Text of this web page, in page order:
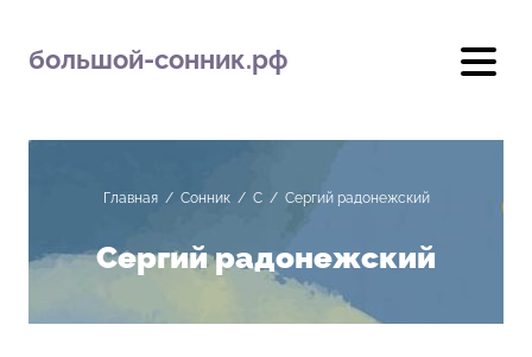
большой-сонник.рф
Главная/ Сонник/ С/ Сергий радонежский
Сергий радонежский